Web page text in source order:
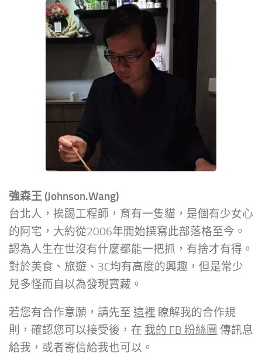
強森王 (Johnson.Wang)
台北人，挨踢工程師，育有一隻貓，是個有少女心
的阿宅，大約從2006年開始撰寫此部落格至今。
認為人生在世沒有什麼都能一把抓，有捨才有得。
對於美食、旅遊、3C均有高度的興趣，但是常少
見多怪而自以為發現寶藏。
若您有合作意願，請先至 這裡 瞭解我的合作規
則，確認您可以接受後，在 我的 FB 粉絲團 傳訊息
給我，或者寄信給我也可以。